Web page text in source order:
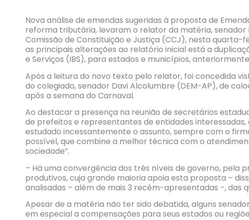
Nova análise de emendas sugeridas à proposta de
reforma tributária, levaram o relator da matéria, senador
Comissão de Constituição e Justiça (CCJ), nesta
as principais alterações ao relatório inicial está a
e Serviços (IBS), para estados e municípios,
Após a leitura do novo texto pelo relator, foi concedida
do colegiado, senador Davi Alcolumbre (DEM-AP), de
após a semana do Carnaval.
Ao destacar a presença na reunião de secretários
de prefeitos e representantes de entidades
estudado incessantemente o assunto, sempre com o
possível, que combine a melhor técnica com o
sociedade”.
– Há uma convergência dos três níveis de governo, pela
produtivos, cuja grande maioria apoia esta proposta –
analisadas – além de mais 3 recém-apresentadas -, das
Apesar de a matéria não ter sido debatida, alguns
em especial a compensações para seus estados ou